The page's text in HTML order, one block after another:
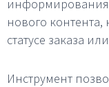
информирования
нового
статусе заказа
Инструмент